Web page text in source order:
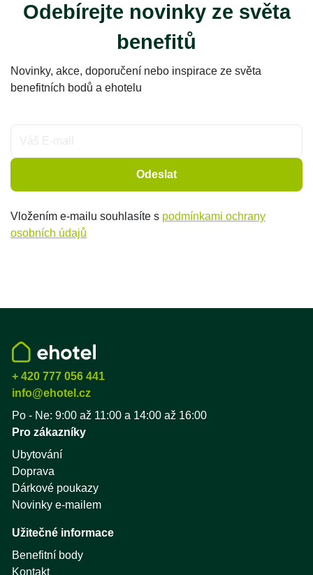
Odebírejte novinky ze světa
benefitů
Novinky, akce, doporučení nebo inspirace ze světa
benefitních bodů a ehotelu
Odeslat
Vložením e-mailu souhlasíte s podmínkami ochrany
osobních údajů
+ 420 777 056 441
info@ehotel.cz
Po - Ne: 9:00 až 11:00 a 14:00 až 16:00
Pro zákazníky
Ubytování
Doprava
Dárkové poukazy
Novinky e-mailem
Užitečné informace
Benefitní body
Kontakt